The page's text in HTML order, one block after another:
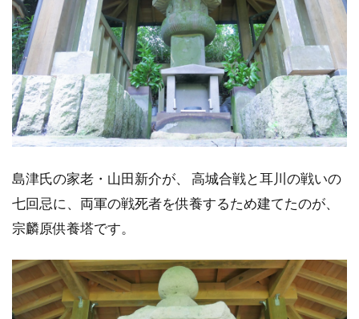
島津氏の家老・山田新介が、 高城合戦と耳川の戦いの
七回忌に、両軍の戦死者を供養するため建てたのが、
宗麟原供養塔です。